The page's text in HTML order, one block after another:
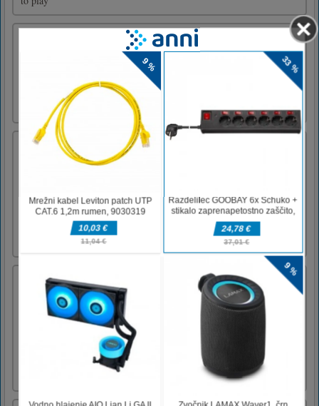
Sticky Ninja Academy
Lahko postanete mojster lepljivih nindž?
Preizkusite v tej nenavadni igri za platformo /
puzzle, da napredujete do višine ninje. Pojdite
skozi 30 stopenj in premagajte sovražnike za
odklepanje izhodnih vrat.
Tlačni čistilnik
Tlačni čistilnik ni samo simulacija čiščenja,
vodovodno cev, da očistite vse umazane
predmete in dobite vse tri rumene zvezde na
vsaki ravni. Veseli me, da boste uživali pod
tlakom!Miško ali tapnite [...]
Pull The Rocket je arkadna igra. Vse žoge
morate spustiti v vedro in se prepričati, da so
vse obarvane. Če želite spremeniti barvo žoge,
izpustite ognjemet v sredini. Pobarvaj bele
kroglice v njihove najljubše barve z barvnimi
kroglicami! Pazi na bombe!Tapnite za